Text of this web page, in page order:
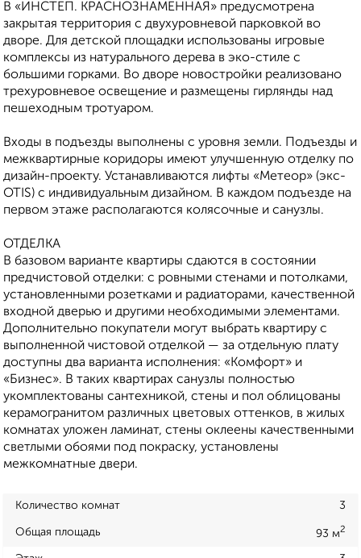
В «ИНСТЕП. КРАСНОЗНАМЕННАЯ» предусмотрена
закрытая территория с двухуровневой парковкой во
дворе. Для детской площадки использованы игровые
комплексы из натурального дерева в эко-стиле с
большими горками. Во дворе новостройки реализовано
трехуровневое освещение и размещены гирлянды над
пешеходным тротуаром.
Входы в подъезды выполнены с уровня земли. Подъезды и
межквартирные коридоры имеют улучшенную отделку по
дизайн-проекту. Устанавливаются лифты «Метеор» (экс-
OTIS) с индивидуальным дизайном. В каждом подъезде на
первом этаже располагаются колясочные и санузлы.
ОТДЕЛКА
В базовом варианте квартиры сдаются в состоянии
предчистовой отделки: с ровными стенами и потолками,
установленными розетками и радиаторами, качественной
входной дверью и другими необходимыми элементами.
Дополнительно покупатели могут выбрать квартиру с
выполненной чистовой отделкой — за отдельную плату
доступны два варианта исполнения: «Комфорт» и
«Бизнес». В таких квартирах санузлы полностью
укомплектованы сантехникой, стены и пол облицованы
керамогранитом различных цветовых оттенков, в жилых
комнатах уложен ламинат, стены оклеены качественными
светлыми обоями под покраску, установлены
межкомнатные двери.
Количество комнат 3
Общая площадь 93 м2